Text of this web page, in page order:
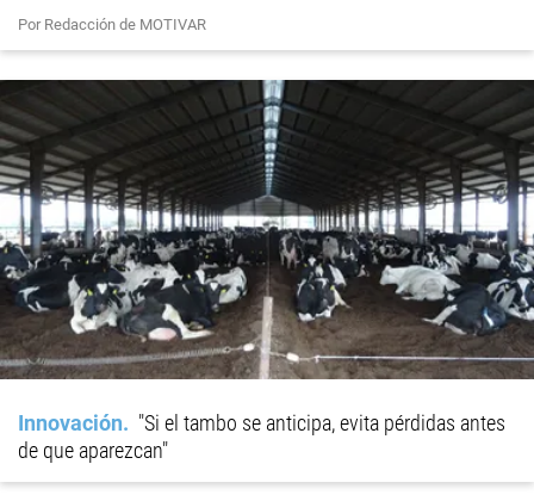
Por Redacción de MOTIVAR
Innovación
"Si el tambo se anticipa, evita pérdidas antes
de que aparezcan"